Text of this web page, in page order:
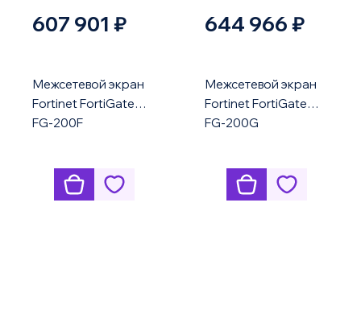
607 901 ₽
Межсетевой экран
Fortinet FortiGate
FG-200F
644 966 ₽
Межсетевой экран
Fortinet FortiGate
FG-200G